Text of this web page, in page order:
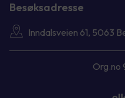
Besøksadresse
Inndalsveien 61, 5063
Org.no